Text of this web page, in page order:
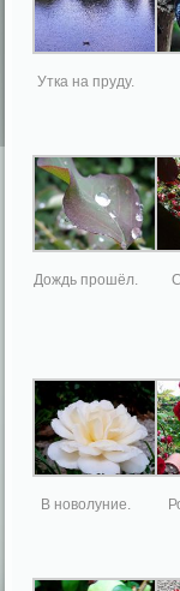
Утка на пруду.
Дождь прошёл.
В новолуние.